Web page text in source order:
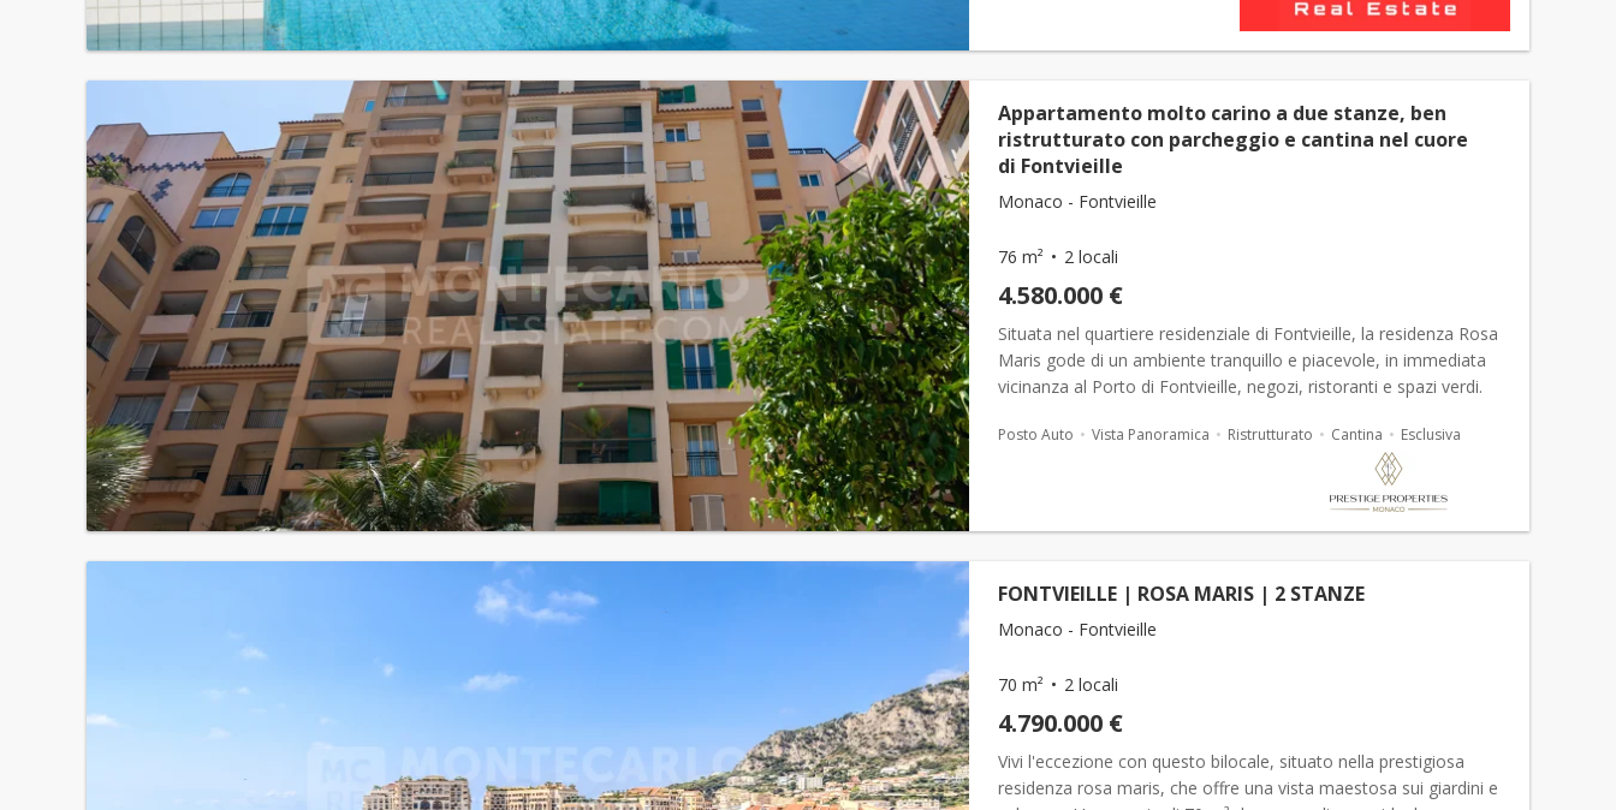
Appartamento molto carino a due stanze, ben
ristrutturato con parcheggio e cantina nel cuore
di Fontvieille
Monaco - Fontvieille
76 m² 2 locali
4.580.000 €
Situata nel quartiere residenziale di Fontvieille, la residenza Rosa
Maris gode di un ambiente tranquillo e piacevole, in immediata
vicinanza al Porto di Fontvieille, negozi, ristoranti e spazi verdi.
Posto Auto Vista Panoramica Ristrutturato Cantina Esclusiva
FONTVIEILLE | ROSA MARIS | 2 STANZE
Monaco - Fontvieille
70 m² 2 locali
4.790.000 €
Vivi l'eccezione con questo bilocale, situato nella prestigiosa
residenza rosa maris, che offre una vista maestosa sui giardini e